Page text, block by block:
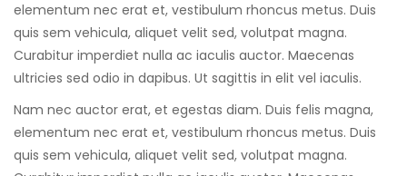
elementum nec erat et, vestibulum rhoncus metus. Duis
quis sem vehicula, aliquet velit sed, volutpat magna.
Curabitur imperdiet nulla ac iaculis auctor. Maecenas
ultricies sed odio in dapibus. Ut sagittis in elit vel iaculis.
Nam nec auctor erat, et egestas diam. Duis felis magna,
elementum nec erat et, vestibulum rhoncus metus. Duis
quis sem vehicula, aliquet velit sed, volutpat magna.